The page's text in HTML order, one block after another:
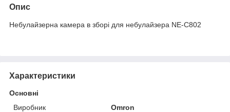
Опис
Небулайзерна камера в зборі для небулайзера NE-C802
Характеристики
Основні
Виробник
Omron